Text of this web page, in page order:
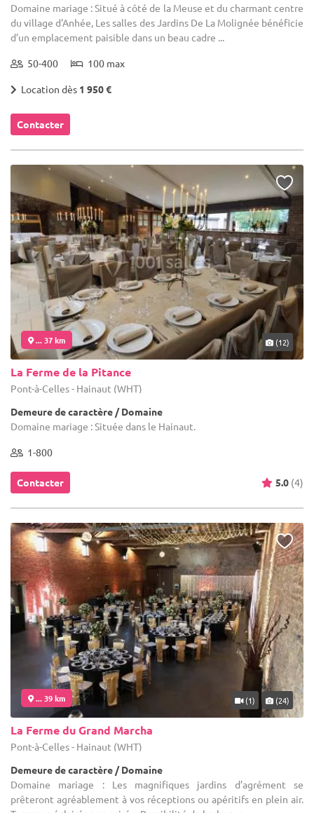
Domaine mariage : Situé à côté de la Meuse et du charmant centre
du village d'Anhée, Les salles des Jardins De La Molignée bénéficie
d’un emplacement paisible dans un beau cadre ...
50-400 100 max
Location dès 1 950 €
Contacter
... 37 km (12)
La Ferme de la Pitance
Pont-à-Celles - Hainaut (WHT)
Demeure de caractère / Domaine
Domaine mariage : Située dans le Hainaut.
1-800
Contacter 5.0 (4)
... 39 km (1) (24)
La Ferme du Grand Marcha
Pont-à-Celles - Hainaut (WHT)
Demeure de caractère / Domaine
Domaine mariage : Les magnifiques jardins d’agrément se
prêteront agréablement à vos réceptions ou apéritifs en plein air.